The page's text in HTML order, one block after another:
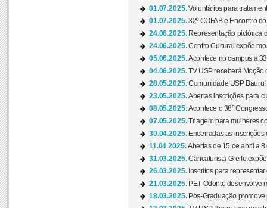
01.07.2025.Voluntários para
01.07.2025.32º COFAB e Encontro
24.06.2025. Representação pictórica
24.06.2025.Centro Cultural expõe
05.06.2025.Acontece no campus a
04.06.2025.TV USP receberá Moção
28.05.2025.Comunidade USP Bauru!
23.05.2025.Abertas inscrições para
08.05.2025.Acontece o 38º
07.05.2025.Triagem para mulheres
30.04.2025. Encerradas as inscrições
11.04.2025.Abertas de 15 de abril a
31.03.2025.Caricaturista Greifo
26.03.2025. Inscritos para
21.03.2025. PET Odonto desenvolve
18.03.2025. Pós-Graduação